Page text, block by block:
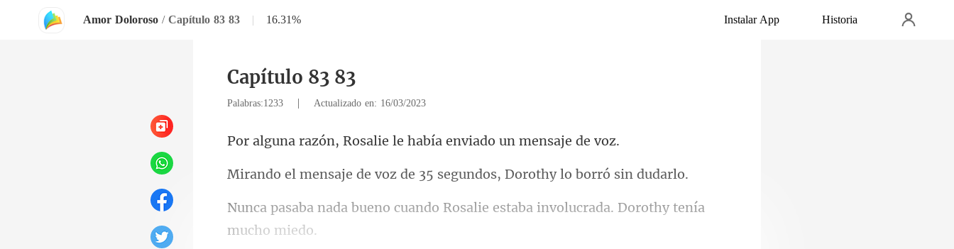
Amor Doloroso / Capítulo 83 83 | 16.31% Instalar App Historia
Capítulo 83 83
Palabras:1233 | Actualizado en: 16/03/2023
salie le había envia
oz de 35 segundos, Doro
do Rosalie estaba involucrad